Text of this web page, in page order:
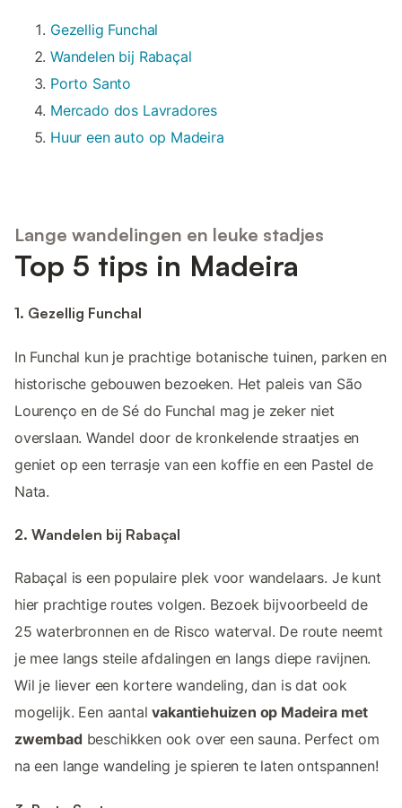
Gezellig Funchal
Wandelen bij Rabaçal
Porto Santo
Mercado dos Lavradores
Huur een auto op Madeira
Lange wandelingen en leuke stadjes
Top 5 tips in Madeira
1. Gezellig Funchal
In Funchal kun je prachtige botanische tuinen, parken en
historische gebouwen bezoeken. Het paleis van São
Lourenço en de Sé do Funchal mag je zeker niet
overslaan. Wandel door de kronkelende straatjes en
geniet op een terrasje van een koffie en een Pastel de
Nata.
2. Wandelen bij Rabaçal
Rabaçal is een populaire plek voor wandelaars. Je kunt
hier prachtige routes volgen. Bezoek bijvoorbeeld de
25 waterbronnen en de Risco waterval. De route neemt
je mee langs steile afdalingen en langs diepe ravijnen.
Wil je liever een kortere wandeling, dan is dat ook
mogelijk. Een aantalvakantiehuizen op Madeira met
zwembadbeschikken ook over een sauna. Perfect om
na een lange wandeling je spieren te laten ontspannen!